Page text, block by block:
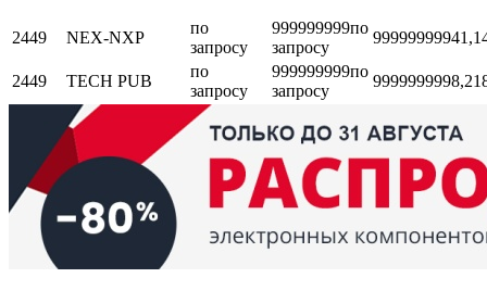
2449 NEX-NXP
по
запросу
999999999по
запросу
999999999
2449 TECH PUB
по
запросу
999999999по
запросу
9999999998,21